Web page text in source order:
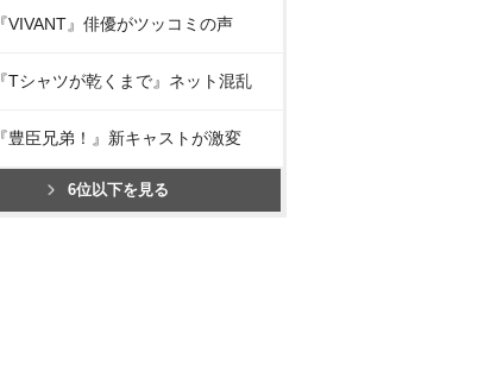
『VIVANT』俳優がツッコミの声
『Tシャツが乾くまで』ネット混乱
『豊臣兄弟！』新キャストが激変
6位以下を見る